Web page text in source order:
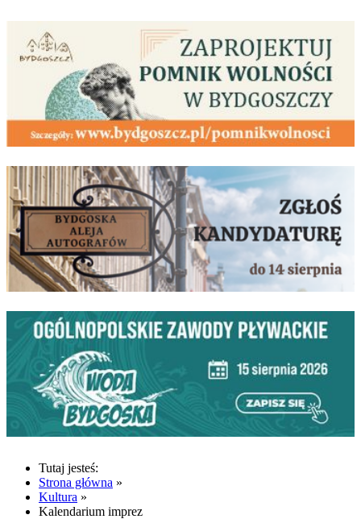
Tutaj jesteś:
Strona główna »
Kultura »
Kalendarium imprez